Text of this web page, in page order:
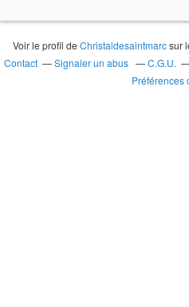
Voir le profil deChristaldesaintmarcsur
Contact
Signaler un abus C.G.U.
Préférences